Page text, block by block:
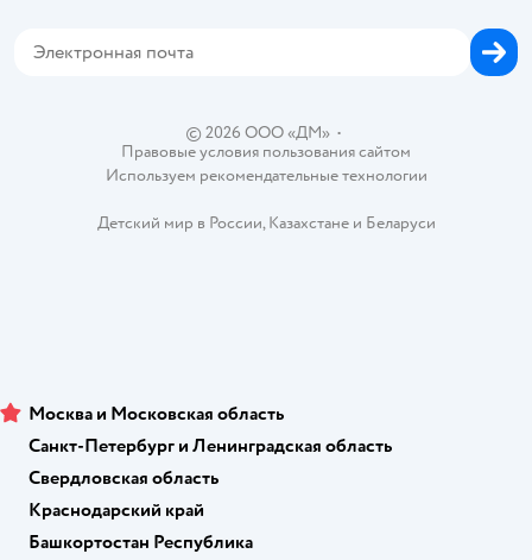
© 2026 ООО «ДМ»•
Правовые условия пользования сайтом
Используем рекомендательные технологии
Детский мир в России,Казахстанеи Беларуси
Москва и Московская область
Санкт-Петербург и Ленинградская область
Свердловская область
Краснодарский край
Башкортостан Республика